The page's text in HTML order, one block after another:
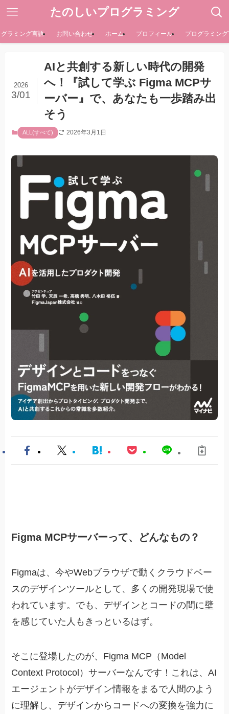
たのしいプログラミング
ラミング言語 お問い合わせ ホーム プロフィール プログラミン
AIと共創する新しい時代の開発
へ！『試して学ぶ Figma MCPサ
ーバー』で、あなたも一歩踏み出
そう
2026
3/01
ALL(すべて) 2026年3月1日
Figma MCPサーバーって、どんなもの？
Figmaは、今やWebブラウザで動くクラウドベー
スのデザインツールとして、多くの開発現場で使
われています。でも、デザインとコードの間に壁
を感じていた人もきっといるはず。
そこに登場したのが、Figma MCP（Model
Context Protocol）サーバーなんです！これは、AI
エージェントがデザイン情報をまるで人間のよう
に理解し、デザインからコードへの変換を強力に